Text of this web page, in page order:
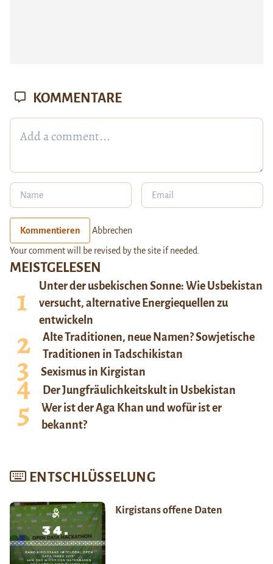
MEISTGELESEN
Unter der usbekischen Sonne: Wie Usbekistan
versucht, alternative Energiequellen zu
entwickeln
Alte Traditionen, neue Namen? Sowjetische
Traditionen in Tadschikistan
Sexismus in Kirgistan
Der Jungfräulichkeitskult in Usbekistan
Wer ist der Aga Khan und wofür ist er
bekannt?
ENTSCHLÜSSELUNG
Kirgistans offene Daten
KOMMENTARE
Kommentieren Abbrechen
Your comment will be revised by the site if needed.